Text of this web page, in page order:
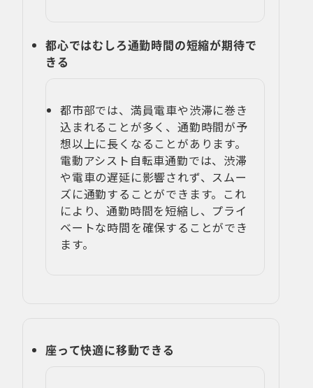
都心ではむしろ通勤時間の短縮が期待で
きる
都市部では、満員電車や渋滞に巻き
込まれることが多く、通勤時間が予
想以上に長くなることがあります。
電動アシスト自転車通勤では、渋滞
や電車の遅延に影響されず、スムー
ズに通勤することができます。これ
により、通勤時間を短縮し、プライ
ベートな時間を確保することができ
ます。
座って快適に移動できる